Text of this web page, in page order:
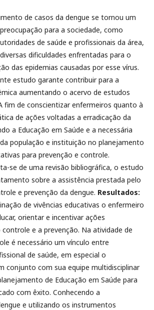
de casos da dengue se tornou um
para a sociedade, como
de saúde e profissionais da área,
dificuldades enfrentadas para o
das epidemias causadas por esse vírus.
estudo garante contribuir para a
aumentando o acervo de estudos
fim de conscientizar enfermeiros quanto à
de ações voltadas a erradicação da
a Educação em Saúde e a necessária
população e instituição no planejamento
para prevenção e controle.
se de uma revisão bibliográfica, o estudo
sobre a assistência prestada pelo
e prevenção da dengue. Resultados:
de vivências educativas o enfermeiro
orientar e incentivar ações
e a prevenção. Na atividade de
é necessário um vínculo entre
de saúde, em especial o
conjunto com sua equipe multidisciplinar
de Educação em Saúde para
com êxito. Conhecendo a
e utilizando os instrumentos